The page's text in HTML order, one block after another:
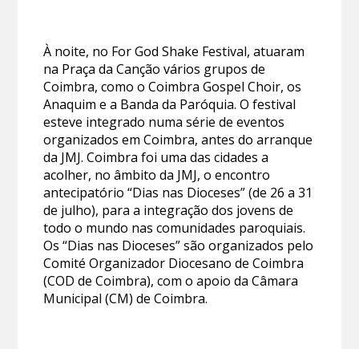
À noite, no For God Shake Festival, atuaram
na Praça da Canção vários grupos de
Coimbra, como o Coimbra Gospel Choir, os
Anaquim e a Banda da Paróquia. O festival
esteve integrado numa série de eventos
organizados em Coimbra, antes do arranque
da JMJ. Coimbra foi uma das cidades a
acolher, no âmbito da JMJ, o encontro
antecipatório “Dias nas Dioceses” (de 26 a 31
de julho), para a integração dos jovens de
todo o mundo nas comunidades paroquiais.
Os “Dias nas Dioceses” são organizados pelo
Comité Organizador Diocesano de Coimbra
(COD de Coimbra), com o apoio da Câmara
Municipal (CM) de Coimbra.